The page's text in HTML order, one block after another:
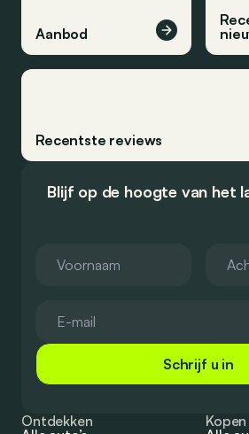
Aanbod
Recentste reviews
Blijf op de hoogte van het
Schrijf u in
Ontdekken
Kopen